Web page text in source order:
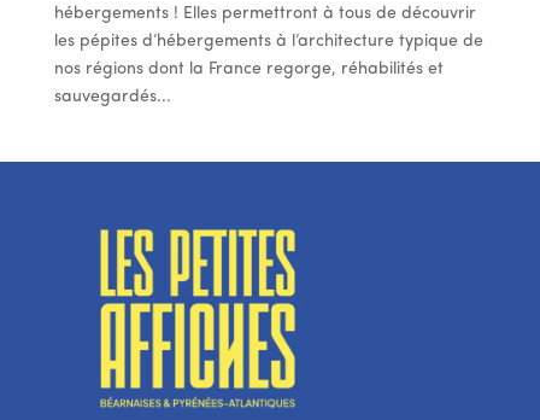
hébergements ! Elles permettront à tous de découvrir
les pépites d’hébergements à l’architecture typique de
nos régions dont la France regorge, réhabilités et
sauvegardés...